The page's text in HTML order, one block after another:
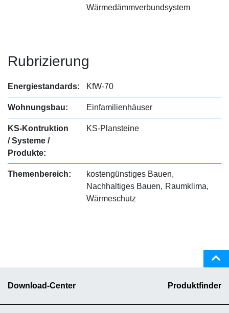
Wärmedämmverbundsystem
Rubrizierung
Energiestandards: KfW-70
Wohnungsbau: Einfamilienhäuser
KS-Kontruktion
/ Systeme /
Produkte:
KS-Plansteine
Themenbereich:
kostengünstiges Bauen
Nachhaltiges Bauen
Raumklima
Wärmeschutz
Download-Center Produktfinder